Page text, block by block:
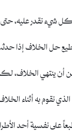
نقدر عليه، حتى
حل الخلاف إذا
أن ينتهي الخلاف،
نقوم به أثناء
على نفسية أحد